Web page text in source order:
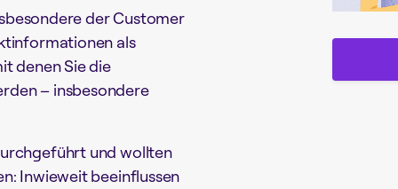
der Customer
als
denen Sie die
– insbesondere
und wollten
Inwieweit beeinflussen